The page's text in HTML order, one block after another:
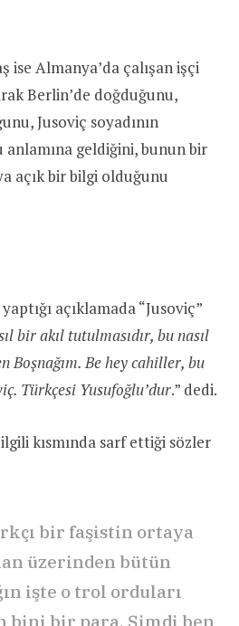
ise Almanya’da çalışan işçi
Berlin’de doğduğunu,
Jusoviç soyadının
geldiğini, bunun bir
açık bir bilgi olduğunu
açıklamada “Jusoviç”
bir akıl tutulmasıdır, bu nasıl
Be hey cahiller, bu
Türkçesi Yusufoğlu’dur.” dedi.
ilgili kısmında sarf ettiği sözler
bir faşistin ortaya
üzerinden bütün
işte o trol orduları
bir para. Şimdi ben